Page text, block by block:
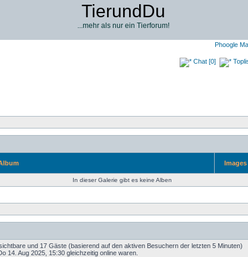
TierundDu
...mehr als nur ein Tierforum!
Phoogle
Chat [0]
Images
In dieser Galerie gibt es keine Alben
und 17 Gäste (basierend auf den aktiven Besuchern der letzten 5 Minuten)
14. Aug 2025, 15:30 gleichzeitig online waren.